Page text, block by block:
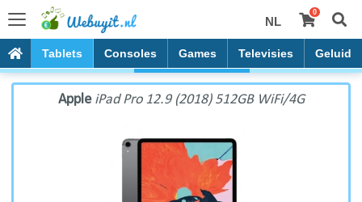
NL
0
Tablets Consoles Games Televisies Geluid
Apple iPad Pro 12.9 (2018) 512GB WiFi/4G
Apple iPad Pro 12.9 (2018) 512GB WiFi/4G